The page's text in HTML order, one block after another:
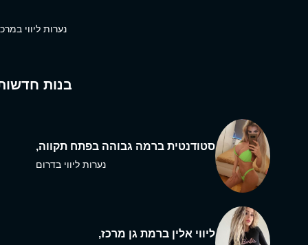
נערות ליווי
בנות
סטודנטית ברמה גבוהה בפתח תקווה,
נערות ליווי בדרום
ליווי אלין ברמת גן מרכז,